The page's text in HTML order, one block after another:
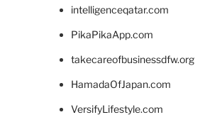
intelligenceqatar.com
PikaPikaApp.com
takecareofbusinessdfw.org
HamadaOfJapan.com
VersifyLifestyle.com